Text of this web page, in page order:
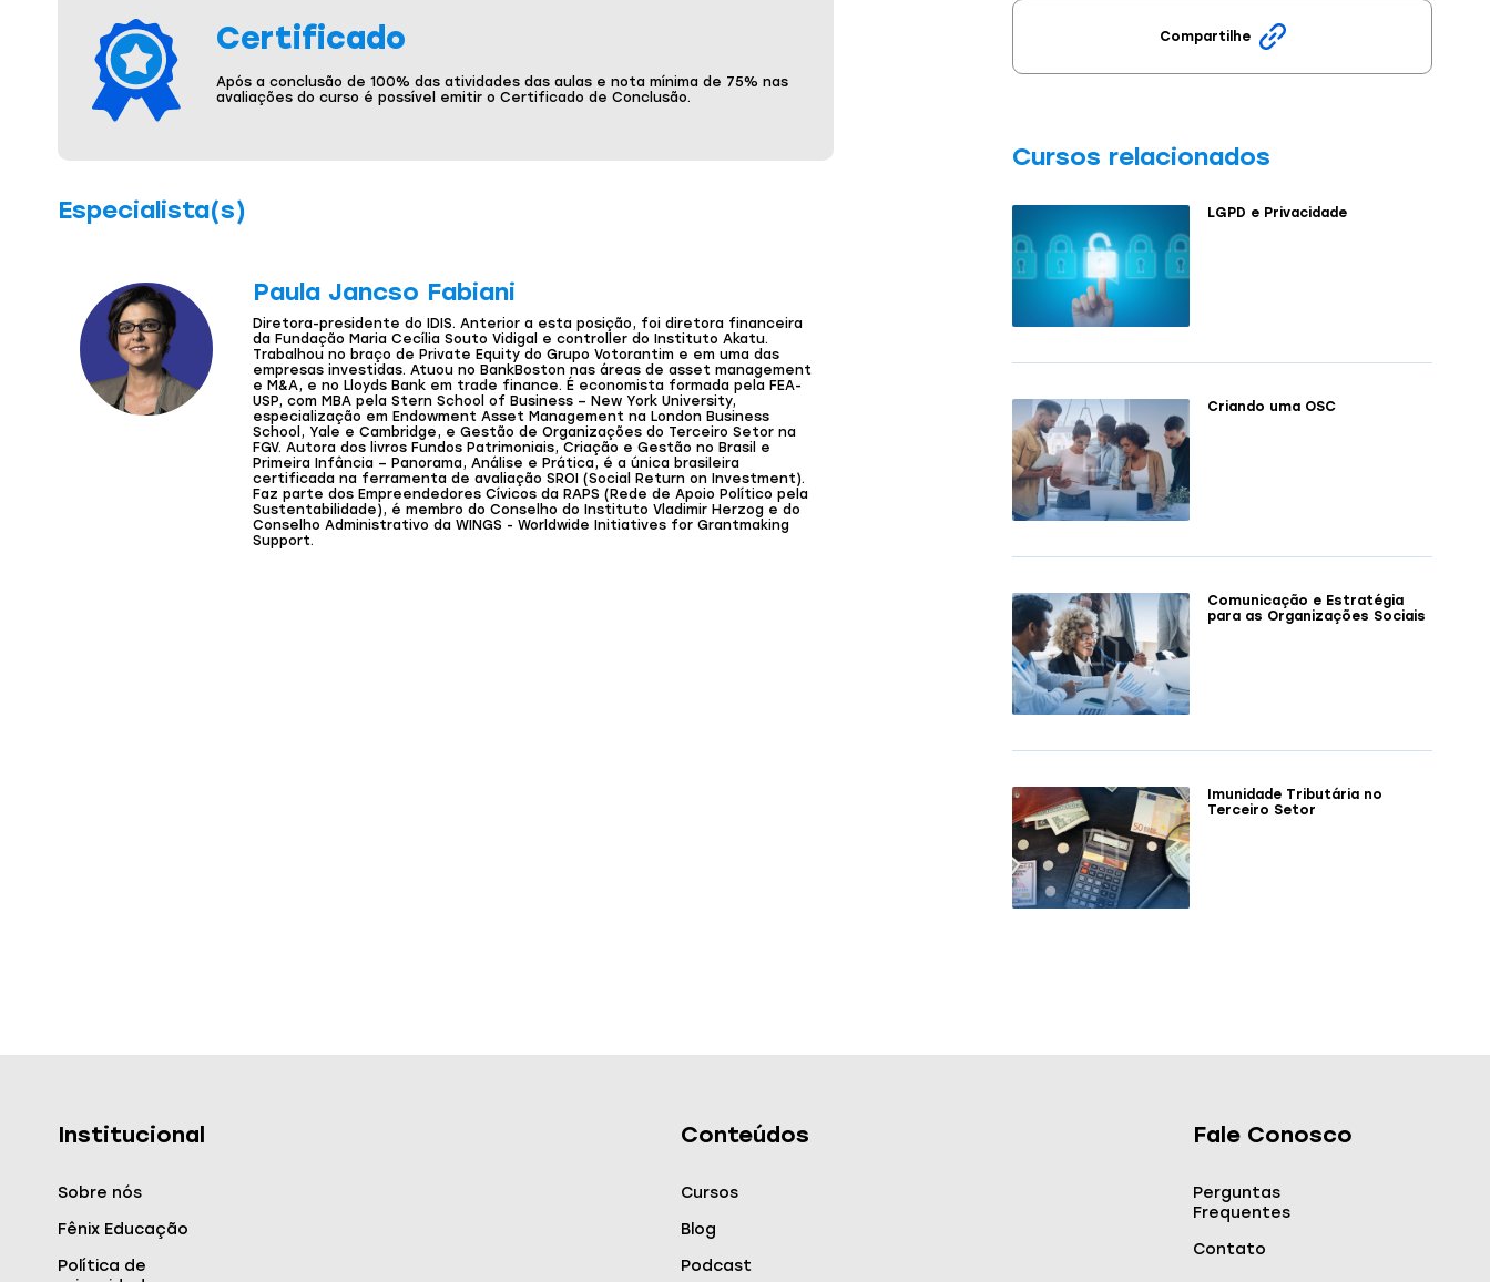
Certificado
Após a conclusão de 100% das atividades das aulas e nota mínima de 75% nas
avaliações do curso é possível emitir o Certificado de Conclusão.
Especialista(s)
Paula Jancso Fabiani
Diretora-presidente do IDIS. Anterior a esta posição, foi diretora financeira
da Fundação Maria Cecília Souto Vidigal e controller do Instituto Akatu.
Trabalhou no braço de Private Equity do Grupo Votorantim e em uma das
empresas investidas. Atuou no BankBoston nas áreas de asset management
e M&A, e no Lloyds Bank em trade finance. É economista formada pela FEA-
USP, com MBA pela Stern School of Business – New York University,
especialização em Endowment Asset Management na London Business
School, Yale e Cambridge, e Gestão de Organizações do Terceiro Setor na
FGV. Autora dos livros Fundos Patrimoniais, Criação e Gestão no Brasil e
Primeira Infância – Panorama, Análise e Prática, é a única brasileira
certificada na ferramenta de avaliação SROI (Social Return on Investment).
Faz parte dos Empreendedores Cívicos da RAPS (Rede de Apoio Político pela
Sustentabilidade), é membro do Conselho do Instituto Vladimir Herzog e do
Conselho Administrativo da WINGS - Worldwide Initiatives for Grantmaking
Support.
Compartilhe
Cursos relacionados
LGPD e Privacidade
Criando uma OSC
Comunicação e Estratégia
para as Organizações Sociais
Imunidade Tributária no
Terceiro Setor
Institucional
Sobre nós
Fênix Educação
Política de
Conteúdos
Cursos
Blog
Podcast
Fale Conosco
Perguntas
Frequentes
Contato